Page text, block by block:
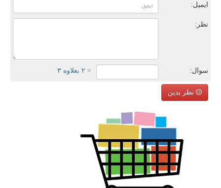
ایمیل:
نظر:
سوال: = ۲ بعلاوه ۳
نظر بدین